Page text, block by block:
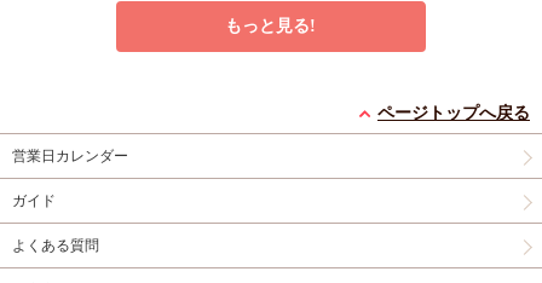
店舗共通特典ペ
フレット
円
カートに入れる
有償特典・『うなじに
【有償特典・小冊子】
有償特典・『あやし道
子 コミコミ特典4Pリ
もっと見る!
ページトップへ戻る
営業日カレンダー
ガイド
よくある質問